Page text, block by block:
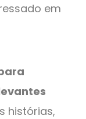
em
histórias,